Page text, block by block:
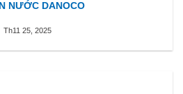
NƯỚC DANOCO
Th11 25, 2025